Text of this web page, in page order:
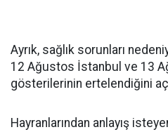
Ayrık, sağlık sorunları
12 Ağustos İstanbul ve 13
gösterilerinin ertelendiğini
Hayranlarından anlayış